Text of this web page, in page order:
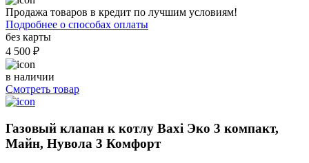
Продажа товаров в кредит по лучшим условиям!
Подробнее о способах оплаты
без карты
4 500 ₽
в наличии
Смотреть товар
Газовый клапан к котлу Baxi Эко 3 компакт,
Майн, Нувола 3 Комфорт